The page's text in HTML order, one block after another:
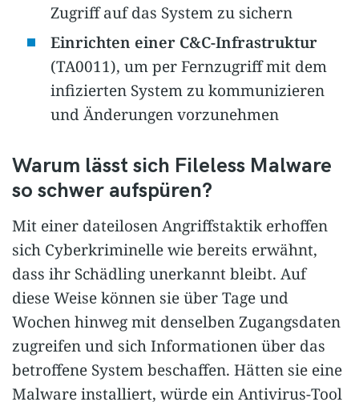
Zugriff auf das System zu sichern
Einrichten einer C&C-Infrastruktur
(TA0011), um per Fernzugriff mit dem
infizierten System zu kommunizieren
und Änderungen vorzunehmen
Warum lässt sich Fileless Malware
so schwer aufspüren?
Mit einer dateilosen Angriffstaktik erhoffen
sich Cyberkriminelle wie bereits erwähnt,
dass ihr Schädling unerkannt bleibt. Auf
diese Weise können sie über Tage und
Wochen hinweg mit denselben Zugangsdaten
zugreifen und sich Informationen über das
betroffene System beschaffen. Hätten sie eine
Malware installiert, würde ein Antivirus-Tool